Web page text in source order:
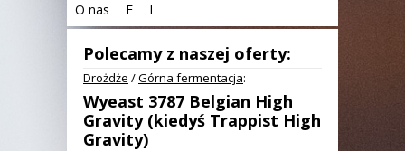
O nas
F I
Polecamy z naszej oferty:
Drożdże /Górna fermentacja:
Wyeast 3787 Belgian High
Gravity (kiedyś Trappist High
Gravity)